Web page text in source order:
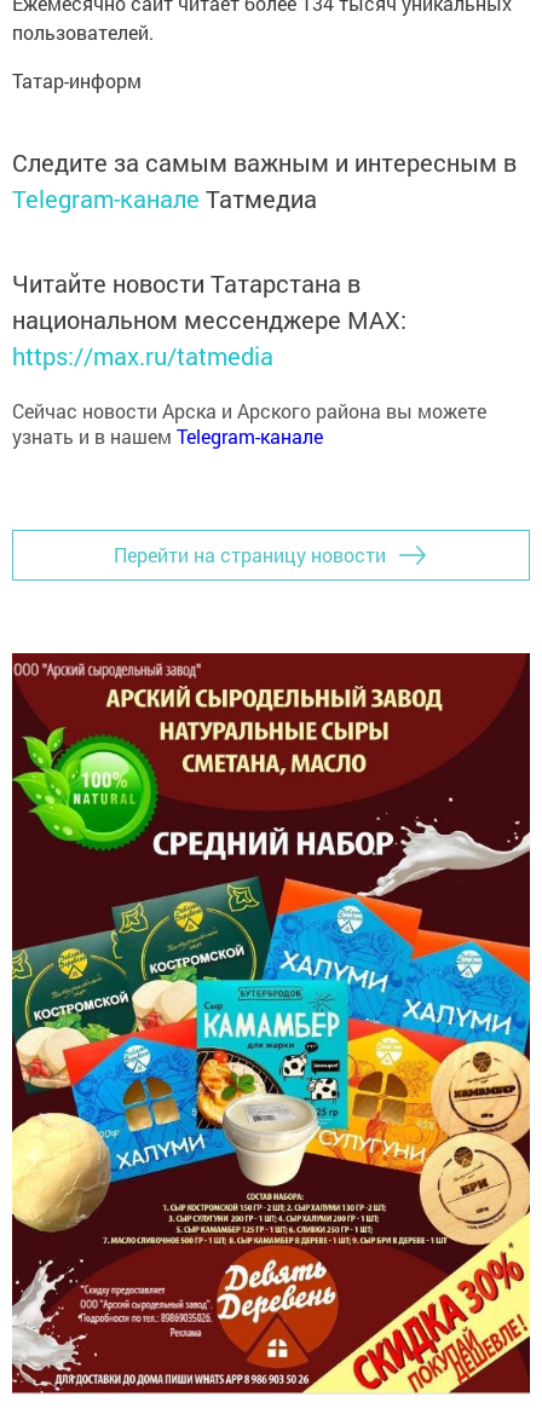
пользователей.
Telegram-каналеТатмедиа
Читайте новости Татарстана в
национальном мессенджере MАХ:
https://max.ru/tatmedia
узнать и в нашемTelegram-канале
Перейти на страницу новости